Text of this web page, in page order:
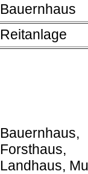
Bauernhaus
Reitanlage
Bauernhaus,
Forsthaus,
Landhaus,